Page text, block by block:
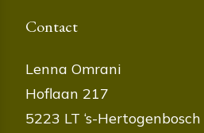
Contact
Lenna Omrani
Hoflaan 217
5223 LT ‘s-Hertogenbosch